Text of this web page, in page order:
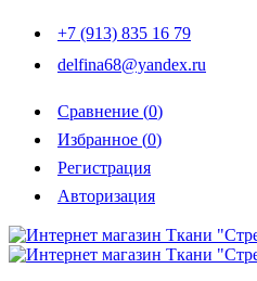
+7 (913) 835 16 79
delfina68@yandex.ru
Сравнение (0)
Избранное (0)
Регистрация
Авторизация